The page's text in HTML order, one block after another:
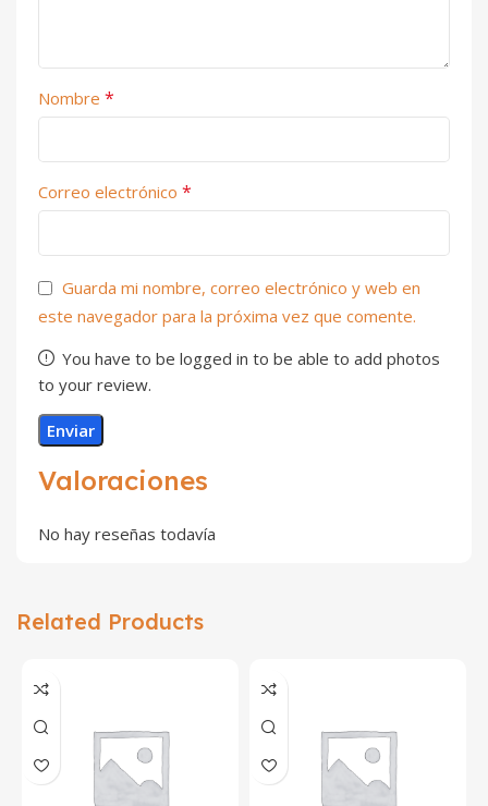
Valoraciones
No hay reseñas todavía
Nombre *
Correo electrónico *
Guarda mi nombre, correo electrónico y web en
este navegador para la próxima vez que comente.
You have to be logged in to be able to add photos
to your review.
Related Products